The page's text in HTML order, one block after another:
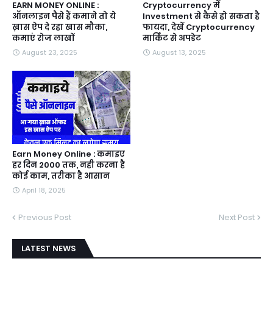
EARN MONEY ONLINE :
ऑनलाइन पैसे हैं कमाने तो ये
ख़ास ऐप दे रहा खास मौका,
कमाएं रोज लाखों
August 23, 2025
Cryptocurrency में
Investment से कैसे हो सकता है
फायदा, देखें Cryptocurrency
मार्किट से अपडेट
August 13, 2025
Earn Money Online : कमाइए
हर दिन 2000 तक, नही करना है
कोई काम, तरीका है आसान
April 18, 2025
Previous Post Next Post
LATEST NEWS